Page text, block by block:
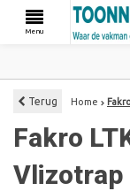
Menu
Terug Home
Fakro
Vlizotrap